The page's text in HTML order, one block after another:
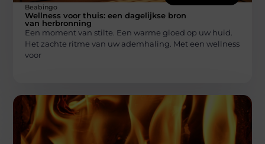
Beabingo
Wellness voor thuis: een dagelijkse bron
van herbronning
Een moment van stilte. Een warme gloed op uw huid.
Het zachte ritme van uw ademhaling. Met een wellness
voor